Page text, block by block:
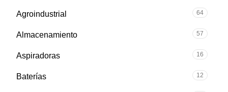
Agroindustrial 64
Almacenamiento 57
Aspiradoras 16
Baterías 12